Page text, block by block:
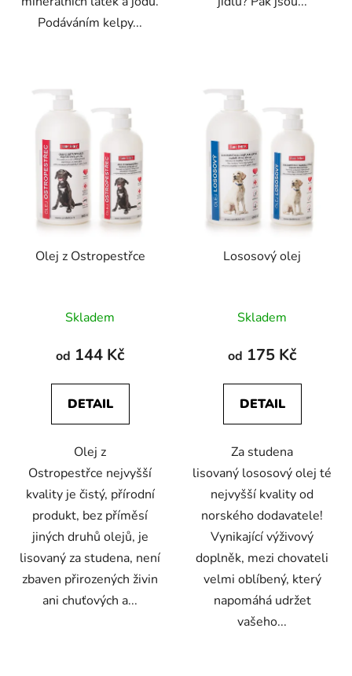
Podáváním kelpy...
Olej z Ostropestřce
hodnocení
produktu
5,0
z
hvězdiček.
Skladem
od 144 Kč
DETAIL
Olej z
Ostropestřce nejvyšší
kvality je čistý, přírodní
produkt, bez příměsí
jiných druhů olejů, je
lisovaný za studena, není
zbaven přirozených živin
ani chuťových a...
Lososový olej
hodnocení
produktu
4,5
z
hvězdiček.
Skladem
od 175 Kč
DETAIL
Za studena
lisovaný lososový olej té
nejvyšší kvality od
norského dodavatele!
Vynikající výživový
doplněk, mezi chovateli
velmi oblíbený, který
napomáhá udržet
vašeho...